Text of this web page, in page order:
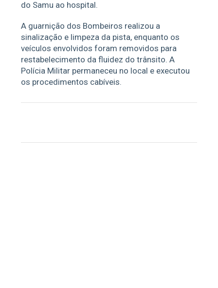
do Samu ao hospital.
A guarnição dos Bombeiros realizou a
sinalização e limpeza da pista, enquanto os
veículos envolvidos foram removidos para
restabelecimento da fluidez do trânsito. A
Polícia Militar permaneceu no local e executou
os procedimentos cabíveis.